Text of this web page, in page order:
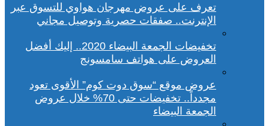
تعرف على عروض مهرجان هواوي للتسوق عبر
الإنترنت.. صفقات حصرية وتوصيل مجاني
تخفيضات الجمعة البيضاء 2020.. إليك أفضل
العروض على هواتف سامسونج
عروض موقع “سوق دوت كوم” الأقوى تعود
مجدداً.. تخفيضات حتى 70% خلال عروض
الجمعة البيضاء